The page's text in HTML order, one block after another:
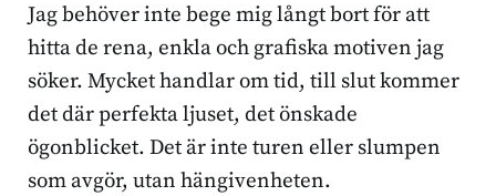
Jag behöver inte bege mig långt bort för att
hitta de rena, enkla och grafiska motiven jag
söker. Mycket handlar om tid, till slut kommer
det där perfekta ljuset, det önskade
ögonblicket. Det är inte turen eller slumpen
som avgör, utan hängivenheten.